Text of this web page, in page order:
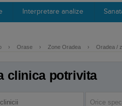
Interpretare analize
› Orase › Zone Oradea › Oradea /
clinica potrivita
Orice